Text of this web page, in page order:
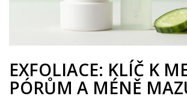
EXFOLIACE: KLÍČ K
PÓRŮM A MÉNĚ